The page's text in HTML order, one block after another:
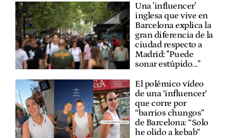
Una 'influencer'
inglesa que vive en
Barcelona explica la
gran diferencia de la
ciudad respecto a
Madrid: "Puede
sonar estúpido..."
El polémico vídeo
de una ‘influencer’
que corre por
“barrios chungos”
de Barcelona: “Solo
he olido a kebab”